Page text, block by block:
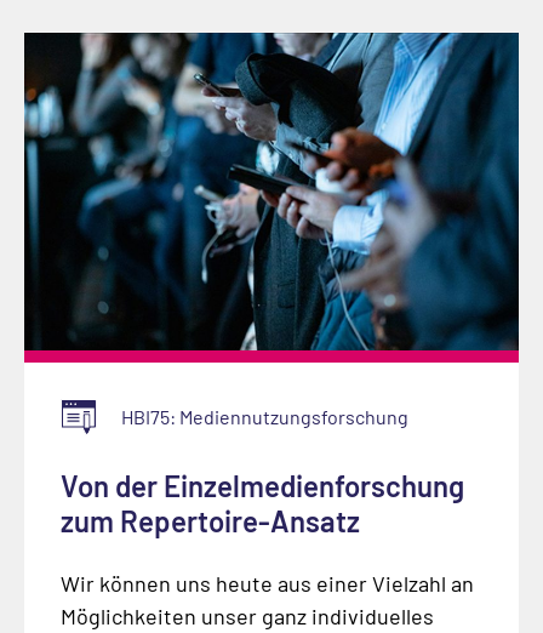
HBI75: Mediennutzungsforschung
Von der Einzelmedienforschung
zum Repertoire-Ansatz
Wir können uns heute aus einer Vielzahl an
Möglichkeiten unser ganz individuelles